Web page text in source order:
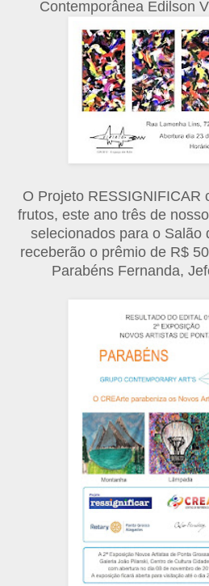
Contemporânea Edilson
O Projeto RESSIGNIFICAR
frutos, este ano três de
selecionados para o Salão
receberão o prêmio de R$
Parabéns Fernanda,